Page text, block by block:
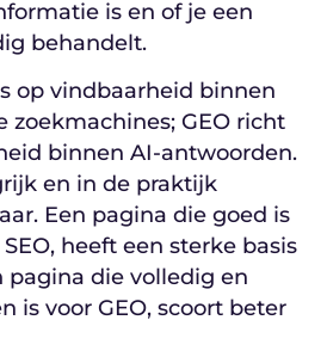
is en of je een
behandelt.
op vindbaarheid binnen
zoekmachines; GEO richt
binnen AI-antwoorden.
en in de praktijk
Een pagina die goed is
heeft een sterke basis
pagina die volledig en
is voor GEO, scoort beter